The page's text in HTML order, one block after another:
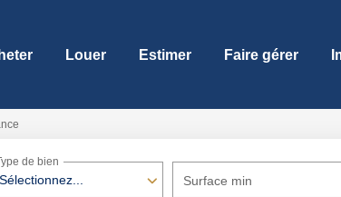
Louer Estimer Faire gérer
Sélectionnez...
de bien
Surface min